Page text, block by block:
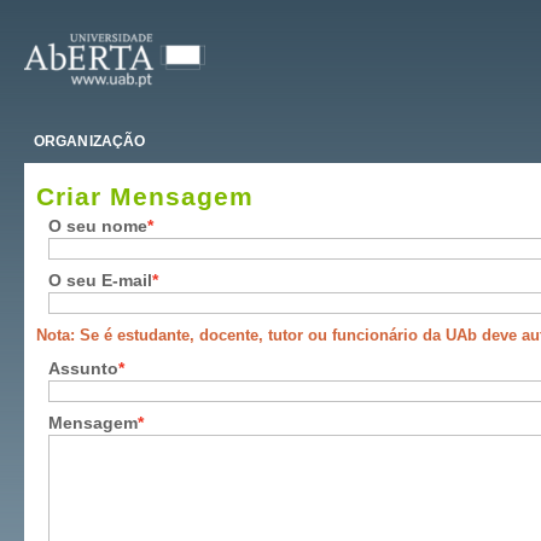
ORGANIZAÇÃO
Criar Mensagem
O seu nome
O seu E-mail
Nota: Se é estudante, docente, tutor ou funcionário da UAb deve
Assunto
Mensagem